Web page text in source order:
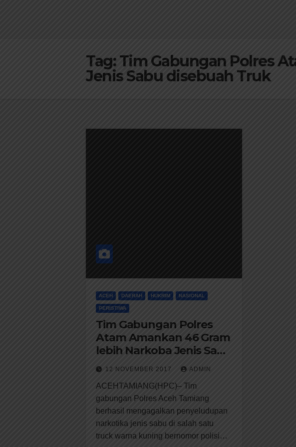
Tag:Tim Gabungan Polres
Jenis Sabu disebuah Truk
ACEH DAERAH HUKRIM NASIONAL
PERISTIWA
Tim Gabungan Polres
Atam Amankan 46 Gram
lebih Narkoba Jenis Sabu
disebuah Truk
12 NOVEMBER 2017 ADMIN
ACEHTAMIANG(HPC)– Tim
gabungan Polres Aceh Tamiang
berhasil mengagalkan penyeludupan
narkotika jenis sabu di salah satu
truck warna kuning bernomor polisi…